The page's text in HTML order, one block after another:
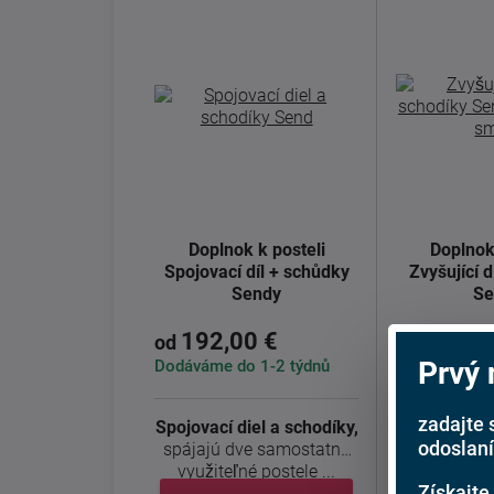
Doplnok k posteli
Spojovací díl + schůdky
Sendy
od 192,00 €
Dodáváme do 1-2 týdnů
Spojovací diel a schodíky,
spájajú dve samostatne
využiteľné postele ...
Zvyšující
Dodáváme
Zvyšujúci
zvyšuje
Prvý
zadajte